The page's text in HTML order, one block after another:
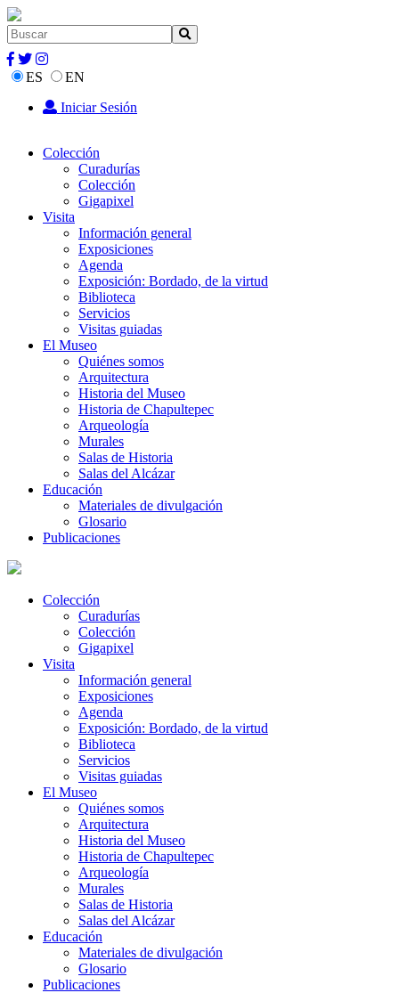
ES
EN
Iniciar Sesión
Colección
Curadurías
Colección
Gigapixel
Visita
Información general
Exposiciones
Agenda
Exposición: Bordado, de la virtud
Biblioteca
Servicios
Visitas guiadas
El Museo
Quiénes somos
Arquitectura
Historia del Museo
Historia de Chapultepec
Arqueología
Murales
Salas de Historia
Salas del Alcázar
Educación
Materiales de divulgación
Glosario
Publicaciones
Colección
Curadurías
Colección
Gigapixel
Visita
Información general
Exposiciones
Agenda
Exposición: Bordado, de la virtud
Biblioteca
Servicios
Visitas guiadas
El Museo
Quiénes somos
Arquitectura
Historia del Museo
Historia de Chapultepec
Arqueología
Murales
Salas de Historia
Salas del Alcázar
Educación
Materiales de divulgación
Glosario
Publicaciones